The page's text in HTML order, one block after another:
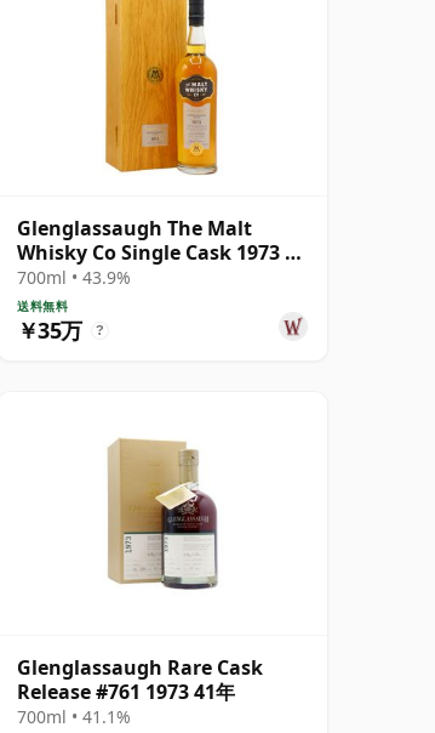
Glenglassaugh The Malt
Whisky Co Single Cask 1973 41
年
700ml • 43.9%
送料無料
￥35万 ?
Glenglassaugh Rare Cask
Release #761 1973 41年
700ml • 41.1%